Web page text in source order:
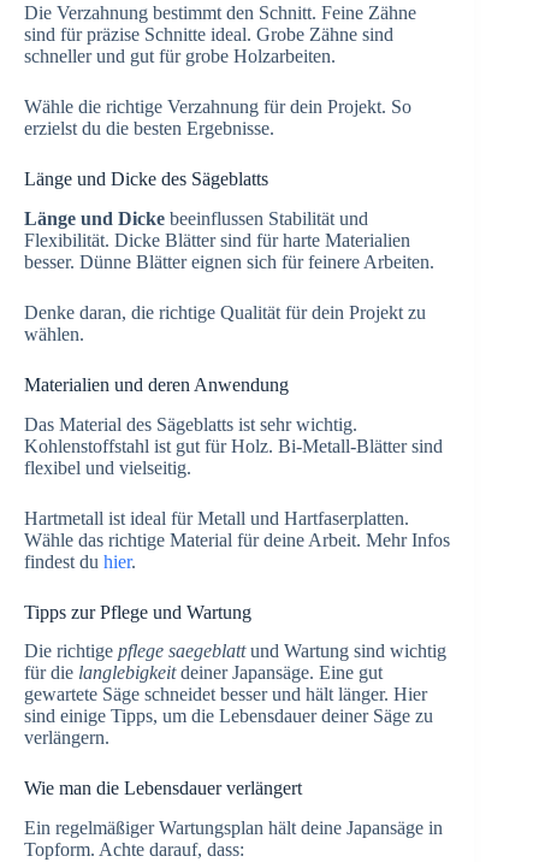
Die Verzahnung bestimmt den Schnitt. Feine Zähne
sind für präzise Schnitte ideal. Grobe Zähne sind
schneller und gut für grobe Holzarbeiten.
Wähle die richtige Verzahnung für dein Projekt. So
erzielst du die besten Ergebnisse.
Länge und Dicke des Sägeblatts
Länge und Dicke beeinflussen Stabilität und
Flexibilität. Dicke Blätter sind für harte Materialien
besser. Dünne Blätter eignen sich für feinere Arbeiten.
Denke daran, die richtige Qualität für dein Projekt zu
wählen.
Materialien und deren Anwendung
Das Material des Sägeblatts ist sehr wichtig.
Kohlenstoffstahl ist gut für Holz. Bi-Metall-Blätter sind
flexibel und vielseitig.
Hartmetall ist ideal für Metall und Hartfaserplatten.
Wähle das richtige Material für deine Arbeit. Mehr Infos
findest du hier.
Tipps zur Pflege und Wartung
Die richtige pflege saegeblattund Wartung sind wichtig
für die langlebigkeitdeiner Japansäge. Eine gut
gewartete Säge schneidet besser und hält länger. Hier
sind einige Tipps, um die Lebensdauer deiner Säge zu
verlängern.
Wie man die Lebensdauer verlängert
Ein regelmäßiger Wartungsplan hält deine Japansäge in
Topform. Achte darauf, dass: